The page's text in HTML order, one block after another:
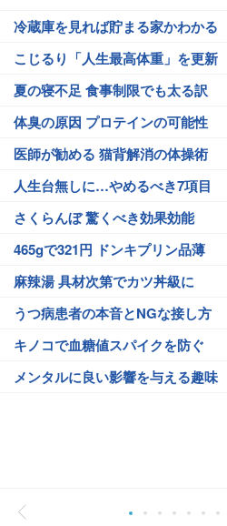
冷蔵庫を見れば貯まる家かわかる
こじるり「人生最高体重」を更新
夏の寝不足 食事制限でも太る訳
体臭の原因 プロテインの可能性
医師が勧める 猫背解消の体操術
人生台無しに…やめるべき7項目
さくらんぼ 驚くべき効果効能
465gで321円 ドンキプリン品薄
麻辣湯 具材次第でカツ丼級に
うつ病患者の本音とNGな接し方
キノコで血糖値スパイクを防ぐ
メンタルに良い影響を与える趣味